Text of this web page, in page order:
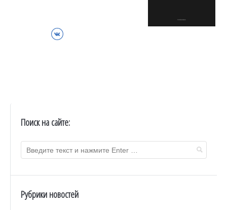
ВКонтакте
Поиск на сайте:
Рубрики новостей